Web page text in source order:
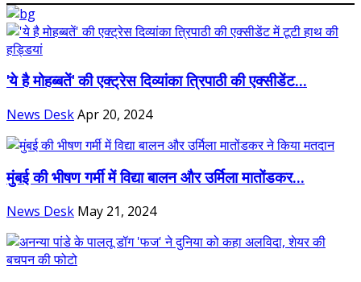
'ये है मोहब्बतें' की एक्‍ट्रेस दिव्यांका त्रिपाठी की एक्सीडेंट...
News DeskApr 20, 2024
मुंबई की भीषण गर्मी में विद्या बालन और उर्मिला मातोंडकर...
News Desk May 21, 2024